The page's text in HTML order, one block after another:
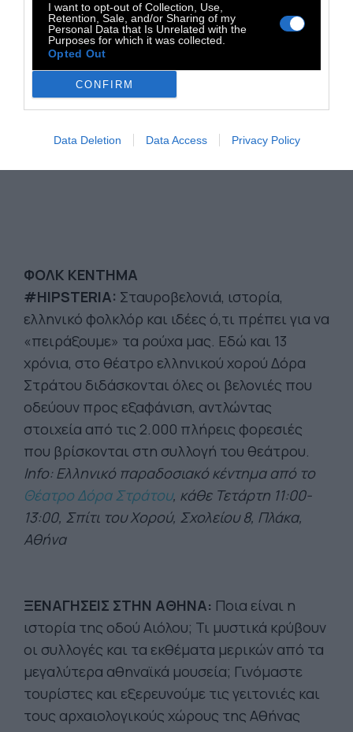
I want to opt-out of Collection, Use,
Retention, Sale, and/or Sharing of my
Personal Data that Is Unrelated with the
Purposes for which it was collected.
Opted Out
CONFIRM
Data Deletion Data Access Privacy Policy
ΦΟΛΚ ΚΕΝΤΗΜΑ
#HIPSTERIA: Σταυροβελονιά, ιστορία,
ελληνικό φολκλόρ και ιδέες ό,τι πρέπει για να
«πειράξουμε» τα ρούχα μας. Εδώ και 13
χρόνια, στο θέατρο ελληνικού χορού Δόρα
Στράτου διδάσκονται όλες οι βελονιές που
οδεύουν προς εξαφάνιση, αντλώντας
στοιχεία από τις 2.000 πλήρεις φορεσιές
που βρίσκονται στη συλλογή του θεάτρου.
Info: Ελληνικό παραδοσιακό κέντημα από το
Θέατρο Δόρα Στράτου, κάθε Τετάρτη 11:00-
13:00, Σπίτι του Χορού, Σχολείου 8, Πλάκα,
Αθήνα
ΞΕΝΑΓΗΣΕΙΣ ΣΤΗΝ ΑΘΗΝΑ: Ποια είναι η
ιστορία της οδού Αιόλου; Τι μυστικά κρύβουν
οι συλλογές και τα εκθέματα μερικών από τα
μεγαλύτερα αθηναϊκά μουσεία; Γινόμαστε
τουρίστες και εξερευνούμε τις γειτονιές και
τους αρχαιολογικούς χώρους της Αθήνας